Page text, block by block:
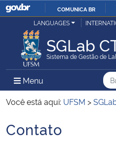
IR
O
COMUNICA BR
Ministério da Justiça e Segurança Pública
Ministério da Defesa
Ministério das Relações Exteriores
Ministério da Economia
LANGUAGES
SGLab
Sistema de Gestão de
Menu Menu Principal do
Você está aqui: UFSM >
Início do conteúdo
Contato